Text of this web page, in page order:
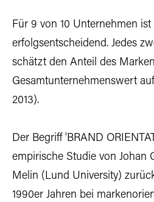
Für 9 von 10 Unternehmen
erfolgsentscheidend. Jedes
schätzt den Anteil des
Gesamtunternehmenswert
2013).
Der Begriff 'BRAND
empirische Studie von Johan
Melin (Lund University)
1990er Jahren bei